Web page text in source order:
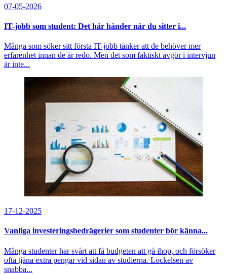
07-05-2026
IT-jobb som student: Det här händer när du sitter i...
Många som söker sitt första IT-jobb tänker att de behöver mer
erfarenhet innan de är redo. Men det som faktiskt avgör i intervjun
är inte...
17-12-2025
Vanliga investeringsbedrägerier som studenter bör känna...
Många studenter har svårt att få budgeten att gå ihop, och försöker
ofta tjäna extra pengar vid sidan av studierna. Lockelsen av
snabba...